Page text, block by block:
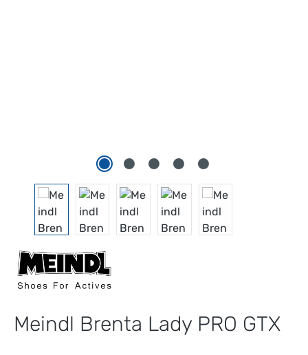
Meindl Brenta Lady PRO GTX